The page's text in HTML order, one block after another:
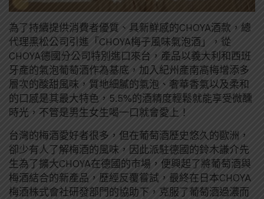
為了持續提供消費者優質、具新鮮感的CHOYA酒款，總
代理黑松公司引進「CHOYA梅子風味氣泡酒」，從
CHOYA德國分公司特別進口來台，產品以義大利和西班
牙產的氣泡葡萄酒作為基底，加入紀州產南高梅增添多
層次的酸甜風味，質地細膩的氣泡、奢華香氣以及柔和
的口感是其最大特色，5.5%的酒精度輕鬆就能享受微醺
時光，不管是男生女生喝一口就會愛上！
台灣的梅酒愛好者很多，但在葡萄酒歷史悠久的歐洲，
卻少有人了解梅酒的風味，因此派駐德國的鈴木謙介先
生為了擴大CHOYA在德國的市場，便興起了將葡萄酒與
梅酒結合的新產品，歷經反覆嘗試，最終在日本CHOYA
梅酒株式會社研發部門的協助下，克服了葡萄酒過濃而